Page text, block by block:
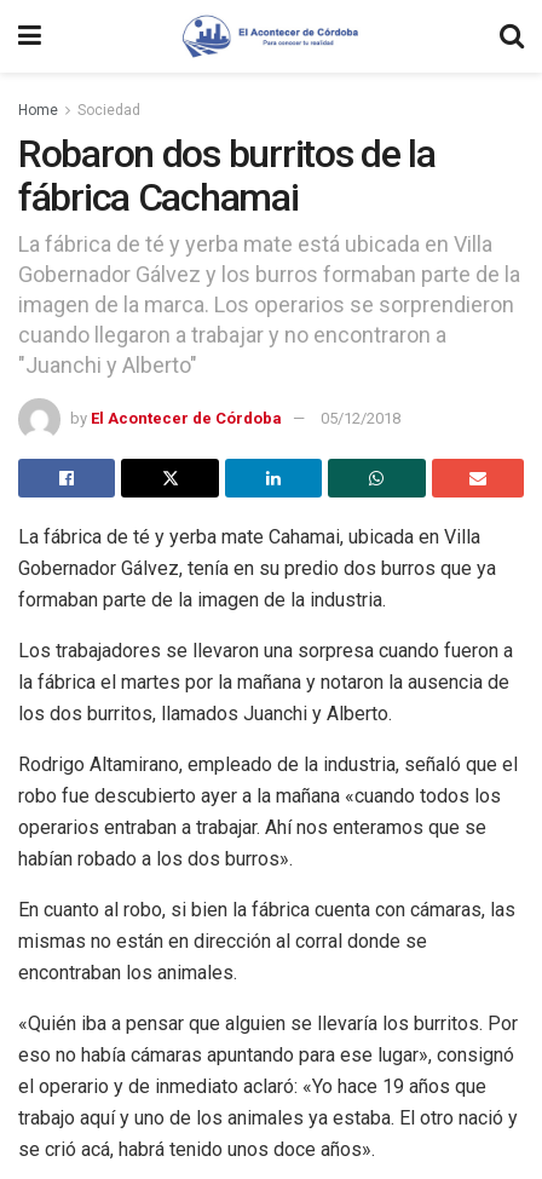
Home Sociedad
Robaron dos burritos de la
fábrica Cachamai
La fábrica de té y yerba mate está ubicada en Villa
Gobernador Gálvez y los burros formaban parte de la
imagen de la marca. Los operarios se sorprendieron
cuando llegaron a trabajar y no encontraron a
"Juanchi y Alberto"
by El Acontecer de Córdoba 05/12/2018
La fábrica de té y yerba mate Cahamai, ubicada en Villa
Gobernador Gálvez, tenía en su predio dos burros que ya
formaban parte de la imagen de la industria.
Los trabajadores se llevaron una sorpresa cuando fueron a
la fábrica el martes por la mañana y notaron la ausencia de
los dos burritos, llamados Juanchi y Alberto.
Rodrigo Altamirano, empleado de la industria, señaló que el
robo fue descubierto ayer a la mañana «cuando todos los
operarios entraban a trabajar. Ahí nos enteramos que se
habían robado a los dos burros».
En cuanto al robo, si bien la fábrica cuenta con cámaras, las
mismas no están en dirección al corral donde se
encontraban los animales.
«Quién iba a pensar que alguien se llevaría los burritos. Por
eso no había cámaras apuntando para ese lugar», consignó
el operario y de inmediato aclaró: «Yo hace 19 años que
trabajo aquí y uno de los animales ya estaba. El otro nació y
se crió acá, habrá tenido unos doce años».